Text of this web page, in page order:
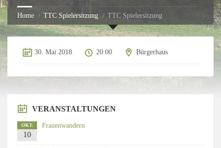
Home TTC Spielersitzung TTC Spielersitzung
30. Mai 2018 20:00 Bürgerhaus
VERANSTALTUNGEN
OKT.
10
Frauenwandern